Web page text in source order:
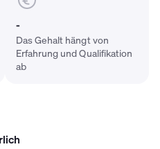
-
Das Gehalt hängt von
Erfahrung und Qualifikation
ab